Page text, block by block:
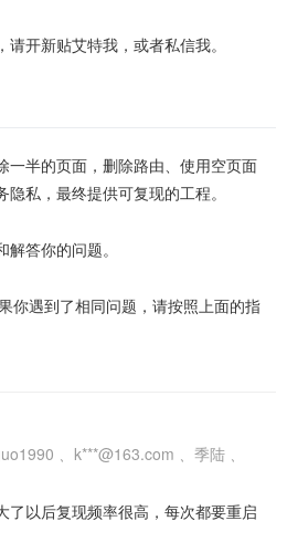
开新贴艾特我，或者私信我。
一半的页面，删除路由、使用空页面
私，最终提供可复现的工程。
答你的问题。
你遇到了相同问题，请按照上面的指
k***@163.com 季陆
了以后复现频率很高，每次都要重启